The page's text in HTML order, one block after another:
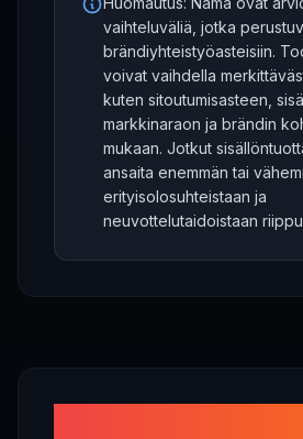
vaihteluväliä, jotka
brändiyhteistyöasteisiin.
voivat vaihdella
kuten sitoutumisasteen,
markkinaraon ja brändin
mukaan. Jotkut
ansaita enemmän tai
erityisolosuhteistaan ja
neuvottelutaidoistaan